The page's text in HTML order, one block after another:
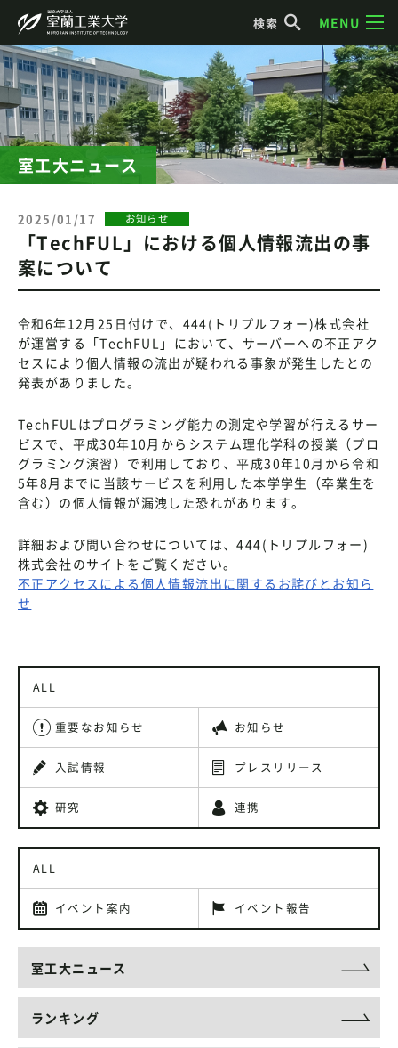
検索 MENU
室工大ニュース
2025/01/17 お知らせ
「TechFUL」における個人情報流出の事
案について
令和6年12月25日付けで、444(トリプルフォー)株式会社
が運営する「TechFUL」において、サーバーへの不正アク
セスにより個人情報の流出が疑われる事象が発生したとの
発表がありました。
TechFULはプログラミング能力の測定や学習が行えるサー
ビスで、平成30年10月からシステム理化学科の授業（プロ
グラミング演習）で利用しており、平成30年10月から令和
5年8月までに当該サービスを利用した本学学生（卒業生を
含む）の個人情報が漏洩した恐れがあります。
詳細および問い合わせについては、444(トリプルフォー)
株式会社のサイトをご覧ください。
不正アクセスによる個人情報流出に関するお詫びとお知ら
せ
ALL
重要なお知らせ お知らせ
入試情報 プレスリリース
研究 連携
ALL
イベント案内 イベント報告
室工大ニュース
ランキング